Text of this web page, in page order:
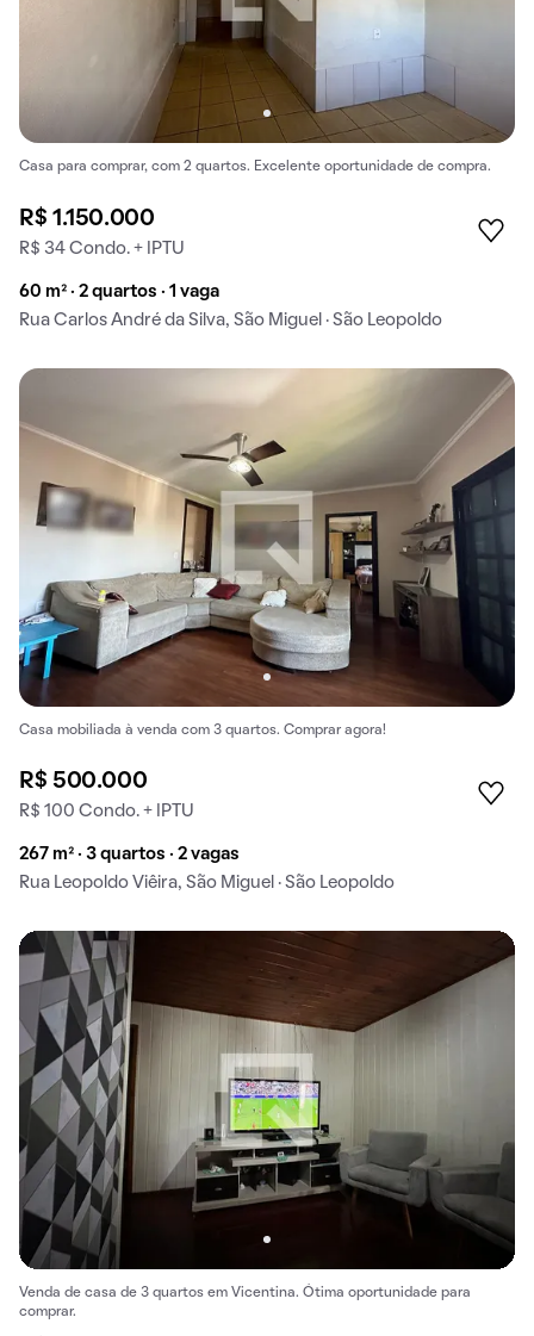
Casa para comprar, com 2 quartos. Excelente oportunidade de compra.
R$ 1.150.000
R$ 34 Condo. + IPTU
60 m² · 2 quartos · 1 vaga
Rua Carlos André da Silva, São Miguel · São Leopoldo
Casa mobiliada à venda com 3 quartos. Comprar agora!
R$ 500.000
R$ 100 Condo. + IPTU
267 m² · 3 quartos · 2 vagas
Rua Leopoldo Viêira, São Miguel · São Leopoldo
Venda de casa de 3 quartos em Vicentina. Ótima oportunidade para
comprar.